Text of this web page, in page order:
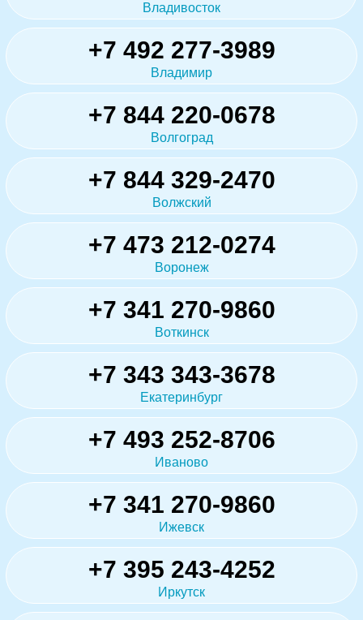
Владивосток
+7 492 277-3989
Владимир
+7 844 220-0678
Волгоград
+7 844 329-2470
Волжский
+7 473 212-0274
Воронеж
+7 341 270-9860
Воткинск
+7 343 343-3678
Екатеринбург
+7 493 252-8706
Иваново
+7 341 270-9860
Ижевск
+7 395 243-4252
Иркутск